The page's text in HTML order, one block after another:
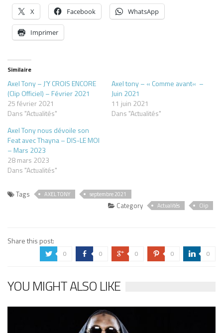
X Facebook WhatsApp
Imprimer
Similaire
Axel Tony – J’Y CROIS ENCORE
(Clip Officiel) – Février 2021
25 février 2021
Dans "Actualités"
Axel tony – « Comme avant« –
Juin 2021
11 juin 2021
Dans "Actualités"
Axel Tony nous dévoile son
Feat avec Thayna – DIS-LE MOI
– Mars 2023
28 mars 2023
Dans "Actualités"
Tags AXEL TONY septembre 2021
Category Actualités Clip
Share this post:
a 0 b 0 c 0 d 0 j 0
YOU MIGHT ALSO LIKE